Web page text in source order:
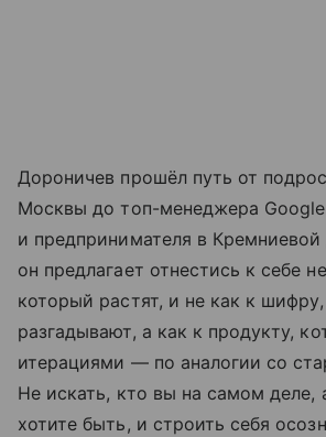
Дороничев прошёл путь от
Москвы до топ-менеджера Google
и предпринимателя в Кремниевой
он предлагает отнестись к себе
который растят, и не как к
разгадывают, а как к продукту,
итерациями — по аналогии со
Не искать, кто вы на самом деле,
хотите быть, и строить себя